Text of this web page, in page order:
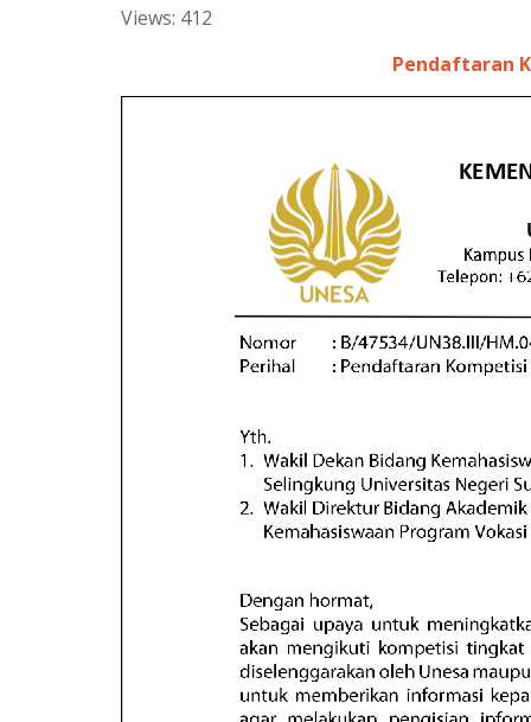
a
s
l
g
Views: 412
Pendaftaran